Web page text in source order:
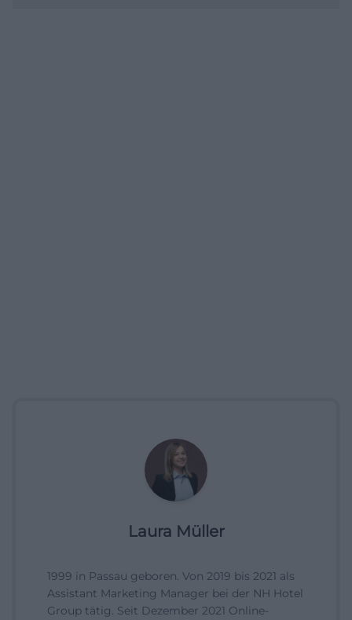
Laura Müller
1999 in Passau geboren. Von 2019 bis 2021 als
Assistant Marketing Manager bei der NH Hotel
Group tätig. Seit Dezember 2021 Online-